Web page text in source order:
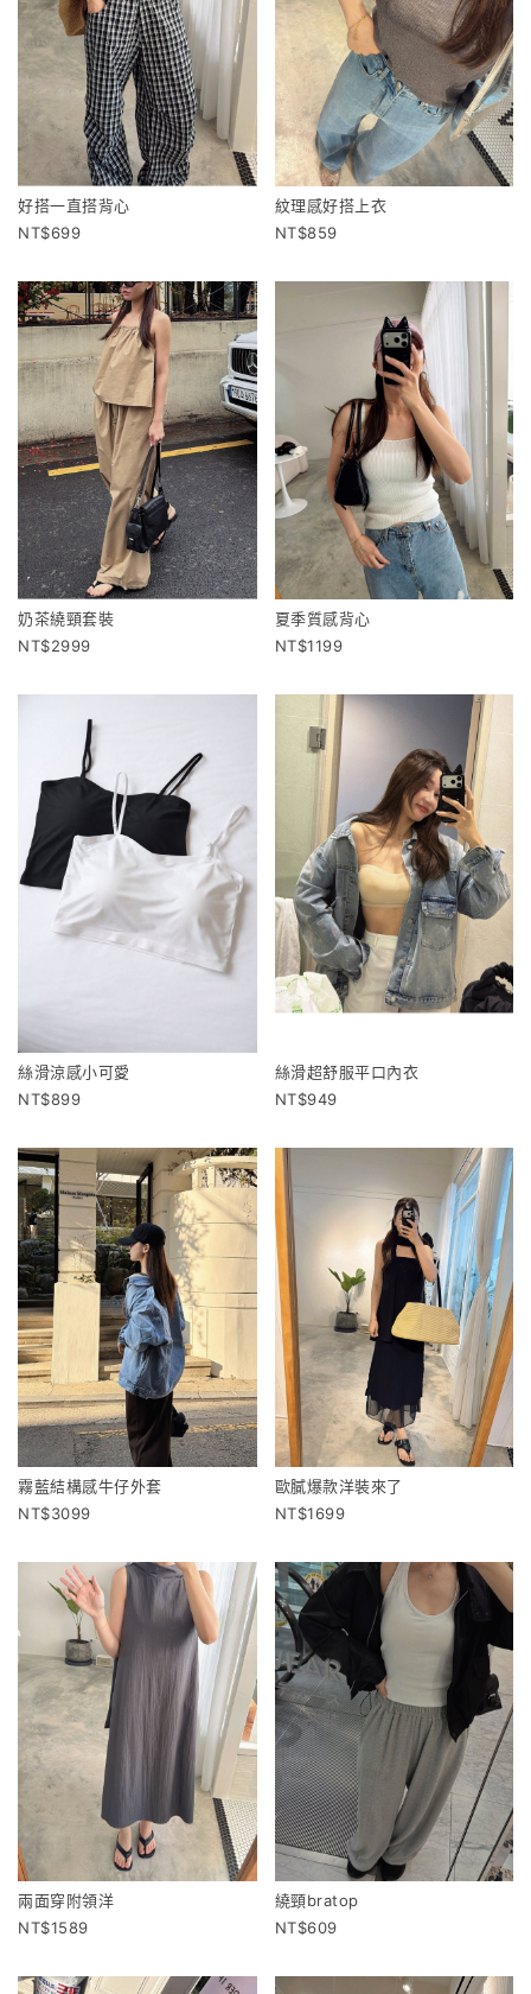
好搭一直搭背心
699
紋理感好搭上衣
859
奶茶繞頸套裝
2999
夏季質感背心
1199
絲滑涼感小可愛
899
絲滑超舒服平口內衣
949
霧藍結構感牛仔外套
3099
歐膩爆款洋裝來了
1699
兩面穿附領洋
1589
繞頸bratop
609